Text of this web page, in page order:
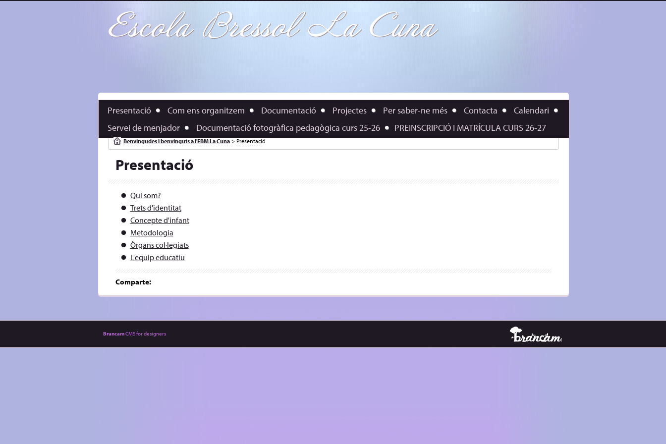
Escola Bressol La Cuna
Presentació Com ens organitzem Documentació Projectes Per saber-ne més Contacta
Calendari
Servei de menjador
Documentació fotogràfica pedagògica curs 25-26 PREINSCRIPCIÓ I MATRÍCULA CURS 26-27
Benvingudes i benvinguts a l'EBM La Cuna> Presentació
Presentació
Qui som?
Trets d'identitat
Concepte d'infant
Metodologia
Òrgans col·legiats
L'equip educatiu
Comparte:
BrancamCMS for designers